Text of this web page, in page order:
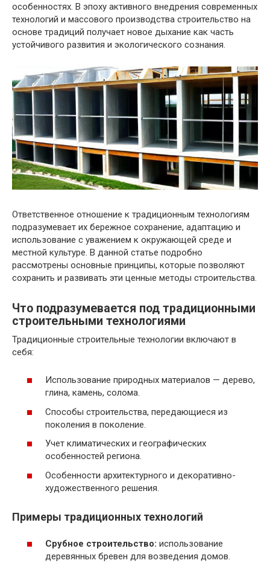
особенностях. В эпоху активного внедрения современных
технологий и массового производства строительство на
основе традиций получает новое дыхание как часть
устойчивого развития и экологического сознания.
Ответственное отношение к традиционным технологиям
подразумевает их бережное сохранение, адаптацию и
использование с уважением к окружающей среде и
местной культуре. В данной статье подробно
рассмотрены основные принципы, которые позволяют
сохранить и развивать эти ценные методы строительства.
Что подразумевается под традиционными
строительными технологиями
Традиционные строительные технологии включают в
себя:
Использование природных материалов — дерево,
глина, камень, солома.
Способы строительства, передающиеся из
поколения в поколение.
Учет климатических и географических
особенностей региона.
Особенности архитектурного и декоративно-
художественного решения.
Примеры традиционных технологий
Срубное строительство: использование
деревянных бревен для возведения домов.